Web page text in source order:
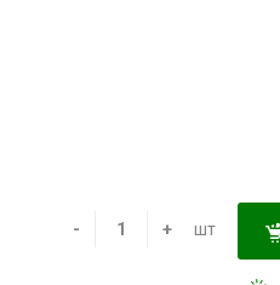
- + шт